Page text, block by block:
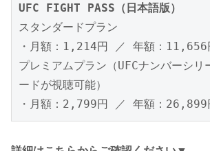
UFC FIGHT PASS（日本語版）
スタンダードプラン
・月額：1,214円 ／ 年額：11,656
プレミアムプラン（UFCナンバーシリ
ードが視聴可能）
・月額：2,799円 ／ 年額：26,899